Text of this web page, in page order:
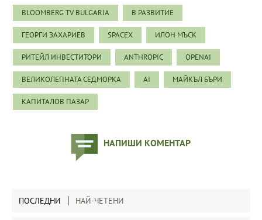
BLOOMBERG TV BULGARIA В РАЗВИТИЕ
ГЕОРГИ ЗАХАРИЕВ SPACEX ИЛОН МЪСК
РИТЕЙЛ ИНВЕСТИТОРИ ANTHROPIC OPENAI
ВЕЛИКОЛЕПНАТА СЕДМОРКА AI МАЙКЪЛ БЪРИ
КАПИТАЛОВ ПАЗАР
НАПИШИ КОМЕНТАР
ПОСЛЕДНИ НАЙ-ЧЕТЕНИ